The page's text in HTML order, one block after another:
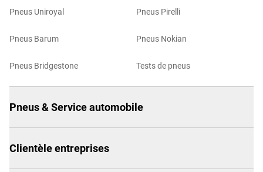
Pneus Uniroyal
Pneus Barum
Pneus Bridgestone
Pneus Pirelli
Pneus Nokian
Tests de pneus
Pneus & Service automobile
Clientèle entreprises